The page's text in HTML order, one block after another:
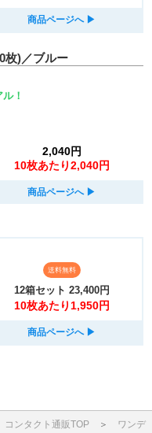
商品ページへ ▶︎
枚)／ブルー
！
2,040円
10枚あたり2,040円
商品ページへ ▶︎
送料無料
12箱セット 23,400円
10枚あたり1,950円
商品ページへ ▶︎
コンタクト通販TOP ＞ ワンデ